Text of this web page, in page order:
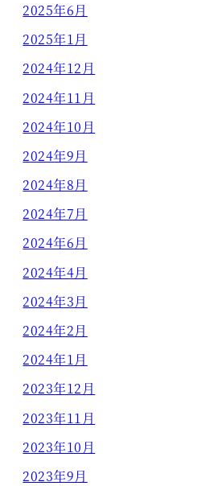
2025年6月
2025年1月
2024年12月
2024年11月
2024年10月
2024年9月
2024年8月
2024年7月
2024年6月
2024年4月
2024年3月
2024年2月
2024年1月
2023年12月
2023年11月
2023年10月
2023年9月